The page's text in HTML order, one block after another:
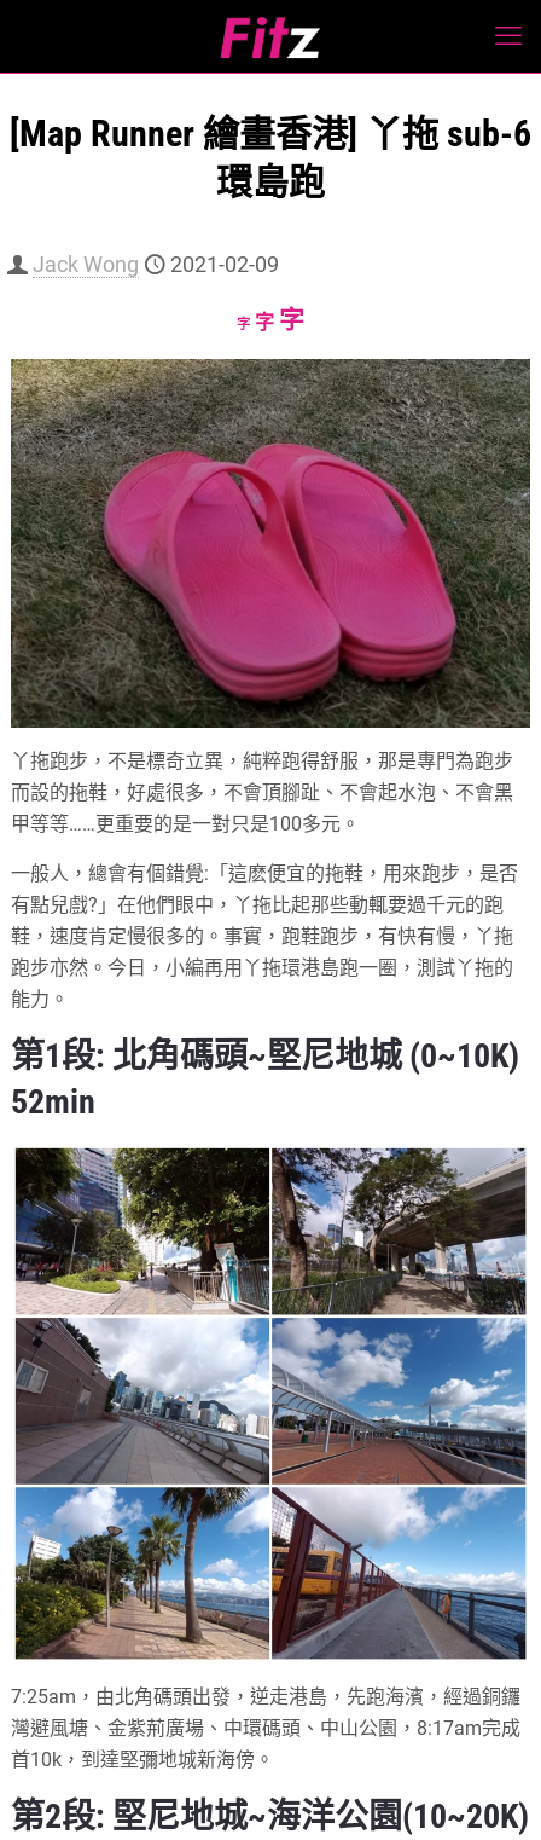
[Map Runner 繪畫香港] 丫拖 sub-6
環島跑
Jack Wong 2021-02-09
字Decrease
size.
字Reset
size.
字Increase
size.
丫拖跑步，不是標奇立異，純粹跑得舒服，那是專門為跑步
而設的拖鞋，好處很多，不會頂腳趾、不會起水泡、不會黑
甲等等……更重要的是一對只是100多元。
一般人，總會有個錯覺:「這麽便宜的拖鞋，用來跑步，是否
有點兒戲?」在他們眼中，丫拖比起那些動輒要過千元的跑
鞋，速度肯定慢很多的。事實，跑鞋跑步，有快有慢，丫拖
跑步亦然。今日，小編再用丫拖環港島跑一圈，測試丫拖的
能力。
第1段: 北角碼頭~堅尼地城 (0~10K)
52min
7:25am，由北角碼頭出發，逆走港島，先跑海濱，經過銅鑼
灣避風塘、金紫荊廣場、中環碼頭、中山公園，8:17am完成
首10k，到達堅彌地城新海傍。
第2段: 堅尼地城~海洋公園(10~20K)